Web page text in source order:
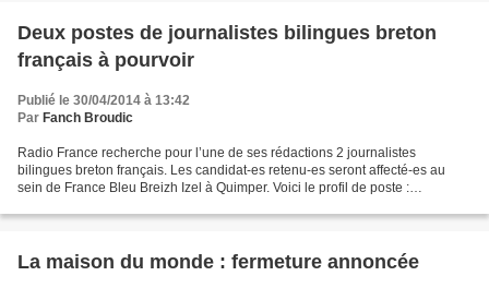
Deux postes de journalistes bilingues breton
français à pourvoir
Publié le 30/04/2014 à 13:42
Par Fanch Broudic
Radio France recherche pour l’une de ses rédactions 2 journalistes
bilingues breton français. Les candidat-es retenu-es seront affecté-es au
sein de France Bleu Breizh Izel à Quimper. Voici le profil de poste :
La maison du monde : fermeture annoncée